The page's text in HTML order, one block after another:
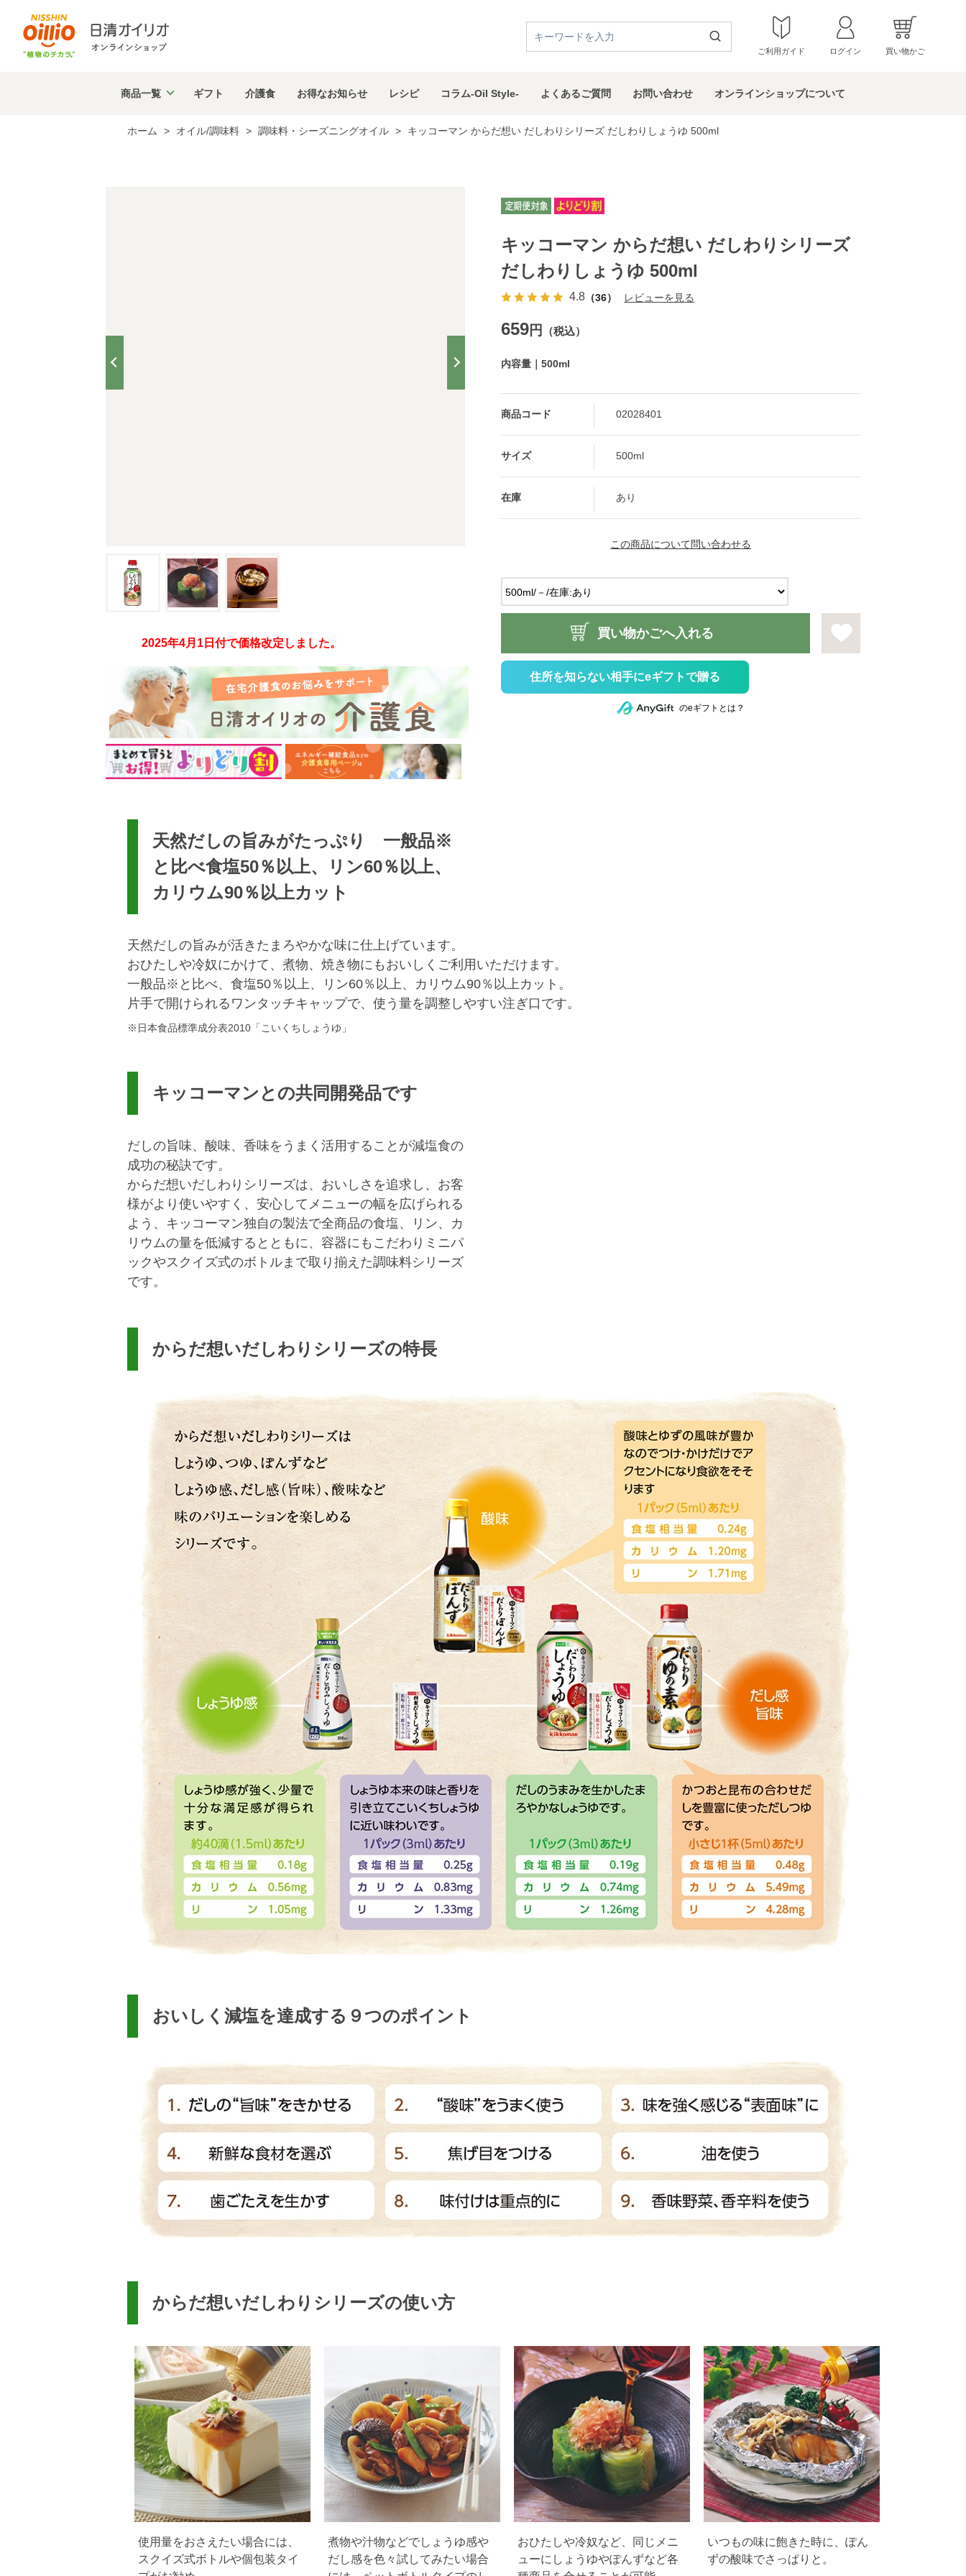
ご利用ガイド ログイン 買い物かご
商品一覧 ギフト 介護食 お得なお知らせ レシピ コラム-Oil Style- よくあるご質問 お問い合わせ オンラインショップについて
ホーム > オイル/調味料 > 調味料・シーズニングオイル > キッコーマン からだ想い だしわりシリーズ だしわりしょうゆ 500ml
2025年4月1日付で価格改定しました。
天然だしの旨みがたっぷり 一般品※
と比べ食塩50％以上、リン60％以上、
カリウム90％以上カット
天然だしの旨みが活きたまろやかな味に仕上げています。
おひたしや冷奴にかけて、煮物、焼き物にもおいしくご利用いただけます。
一般品※と比べ、食塩50％以上、リン60％以上、カリウム90％以上カット。
片手で開けられるワンタッチキャップで、使う量を調整しやすい注ぎ口です。
※日本食品標準成分表2010「こいくちしょうゆ」
キッコーマンとの共同開発品です
だしの旨味、酸味、香味をうまく活用することが減塩食の
成功の秘訣です。
からだ想いだしわりシリーズは、おいしさを追求し、お客
様がより使いやすく、安心してメニューの幅を広げられる
よう、キッコーマン独自の製法で全商品の食塩、リン、カ
リウムの量を低減するとともに、容器にもこだわりミニパ
ックやスクイズ式のボトルまで取り揃えた調味料シリーズ
です。
からだ想いだしわりシリーズの特長
おいしく減塩を達成する９つのポイント
からだ想いだしわりシリーズの使い方
使用量をおさえたい場合には、
スクイズ式ボトルや個包装タイ
煮物や汁物などでしょうゆ感や
だし感を色々試してみたい場合
おひたしや冷奴など、同じメニ
ューにしょうゆやぽんずなど各
いつもの味に飽きた時に、ぽん
ずの酸味でさっぱりと。
内容量｜500ml
キッコーマン からだ想い だしわりシリーズ
だしわりしょうゆ 500ml
4.8 （36） レビューを見る
659円 （税込）
商品コード 02028401
サイズ 500ml
在庫 あり
買い物かごへ入れる
住所を知らない相手にeギフトで贈る
のeギフトとは？
この商品について問い合わせる